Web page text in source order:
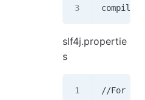
slf4j.propertie
s
//For